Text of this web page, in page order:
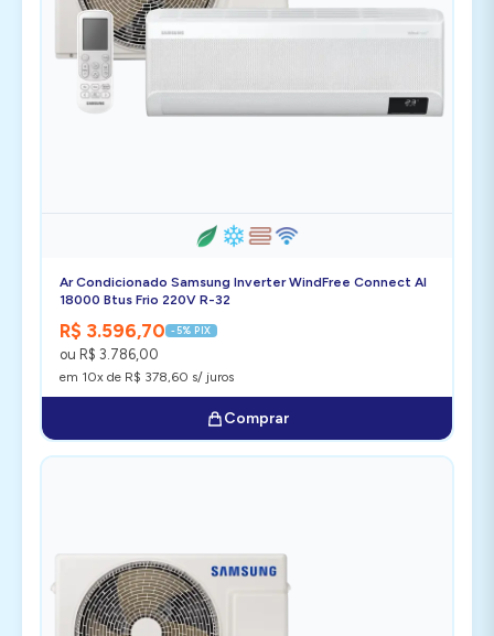
Ar Condicionado Samsung Inverter WindFree Connect AI
18000 Btus Frio 220V R-32
R$ 3.596,70 -5% PIX
ou R$ 3.786,00
em 10x de R$ 378,60 s/ juros
Comprar